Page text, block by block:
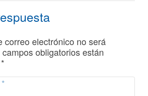
correo electrónico no será
campos obligatorios están
*